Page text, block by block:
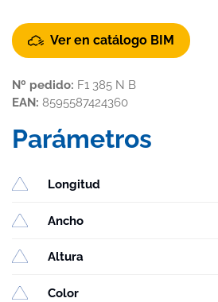
Ver en catálogo BIM
Nº pedido: F1 385 N B
EAN: 8595587424360
Parámetros
Longitud
Ancho
Altura
Color